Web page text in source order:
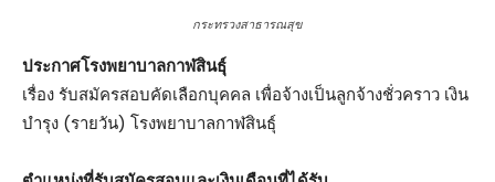
กระทรวงสาธารณสุข
ประกาศโรงพยาบาลกาฬสินธุ์
เรื่อง รับสมัครสอบคัดเลือกบุคคล เพื่อจ้างเป็นลูกจ้างชั่วคราว เงิน
บำรุง (รายวัน) โรงพยาบาลกาฬสินธุ์